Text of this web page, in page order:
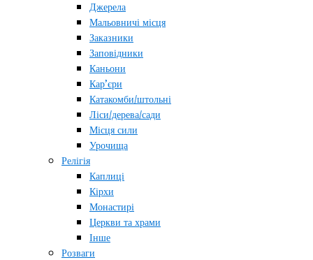
Джерела
Мальовничі місця
Заказники
Заповідники
Каньони
Кар’єри
Катакомби/штольні
Ліси/дерева/сади
Місця сили
Урочища
Релігія
Каплиці
Кірхи
Монастирі
Церкви та храми
Інше
Розваги